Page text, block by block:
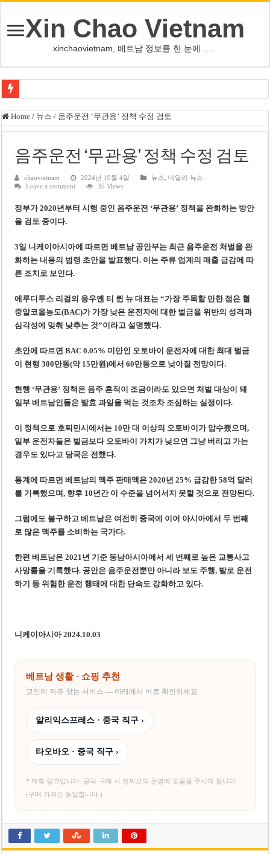
Xin Chao Vietnam
xinchaovietnam, 베트남 정보를 한 눈에……
쩐 타인 먼 베트남 국회의장 “외교 성과, 국가 위상 제고에 크게 기여”
싱가포르 하오마트, 마지막 프리미엄 매장 폐점… 적자·소송 악재 속 사업 축
베트남 은행 분기 순이익 1조 동 시대…비엣콤뱅크 등 5곳 돌파
팜 녓 브엉 빈그룹 회장 딸, 그룹 계열사 경영에 첫 등장
케펠, 투티엠 엠파이어시티 지분 전량 2억7000만 달러에 매각
베트남주식 HAT, 15년 연속 현금 배당…주당 3,000동 지급
‘1,000억 달러 남북고속철 투자’ 호언장담 메콜로르 회장 체포
베트남 세무당국, 납세자 정보 공개 기준·절차 명확화
Home / 뉴스 / 음주운전 ‘무관용’ 정책 수정 검토
음주운전 ‘무관용’ 정책 수정 검토
chaovietnam 2024년 10월 4일 뉴스 ,데일리 뉴스
Leave a comment
35 Views
정부가 2020년부터 시행 중인 음주운전 ‘무관용’ 정책을 완화하는 방안
을 검토 중이다.
3일 니케이아시아에 따르면 베트남 공안부는 최근 음주운전 처벌을 완
화하는 내용의 법령 초안을 발표했다. 이는 주류 업계의 매출 급감에 따
른 조치로 보인다.
에루디투스 리걸의 응우옌 티 퀸 뉴 대표는 “가장 주목할 만한 점은 혈
중알코올농도(BAC)가 가장 낮은 운전자에 대한 벌금을 위반의 성격과
심각성에 맞춰 낮추는 것”이라고 설명했다.
초안에 따르면 BAC 0.05% 미만인 오토바이 운전자에 대한 최대 벌금
이 현행 300만동(약 15만원)에서 60만동으로 낮아질 전망이다.
현행 ‘무관용’ 정책은 음주 흔적이 조금이라도 있으면 처벌 대상이 돼
일부 베트남인들은 발효 과일을 먹는 것조차 조심하는 실정이다.
이 정책으로 호찌민시에서는 10만 대 이상의 오토바이가 압수됐으며,
일부 운전자들은 벌금보다 오토바이 가치가 낮으면 그냥 버리고 가는
경우도 있다고 당국은 전했다.
통계에 따르면 베트남의 맥주 판매액은 2020년 25% 급감한 58억 달러
를 기록했으며, 향후 10년간 이 수준을 넘어서지 못할 것으로 전망된다.
그럼에도 불구하고 베트남은 여전히 중국에 이어 아시아에서 두 번째
로 많은 맥주를 소비하는 국가다.
한편 베트남은 2021년 기준 동남아시아에서 세 번째로 높은 교통사고
사망률을 기록했다. 공안은 음주운전뿐만 아니라 보도 주행, 발로 운전
하기 등 위험한 운전 행태에 대한 단속도 강화하고 있다.
니케이아시아 2024.10.03
베트남 생활 · 쇼핑 추천
교민이 자주 찾는 서비스 — 아래에서 바로 확인하세요
알리익스프레스 · 중국 직구 ›
타오바오 · 중국 직구 ›
* 제휴 링크입니다. 클릭·구매 시 씬짜오의 운영에 도움을 주시게 됩니다.
(구매 가격은 동일합니다.)